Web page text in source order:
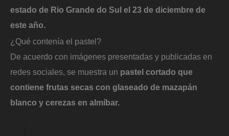
estado de Rio Grande do Sul el 23 de diciembre de
este año.
¿Qué contenía el pastel?
De acuerdo con imágenes presentadas y publicadas en
redes sociales, se muestra un pastel cortado que
contiene frutas secas con glaseado de mazapán
blanco y cerezas en almíbar.